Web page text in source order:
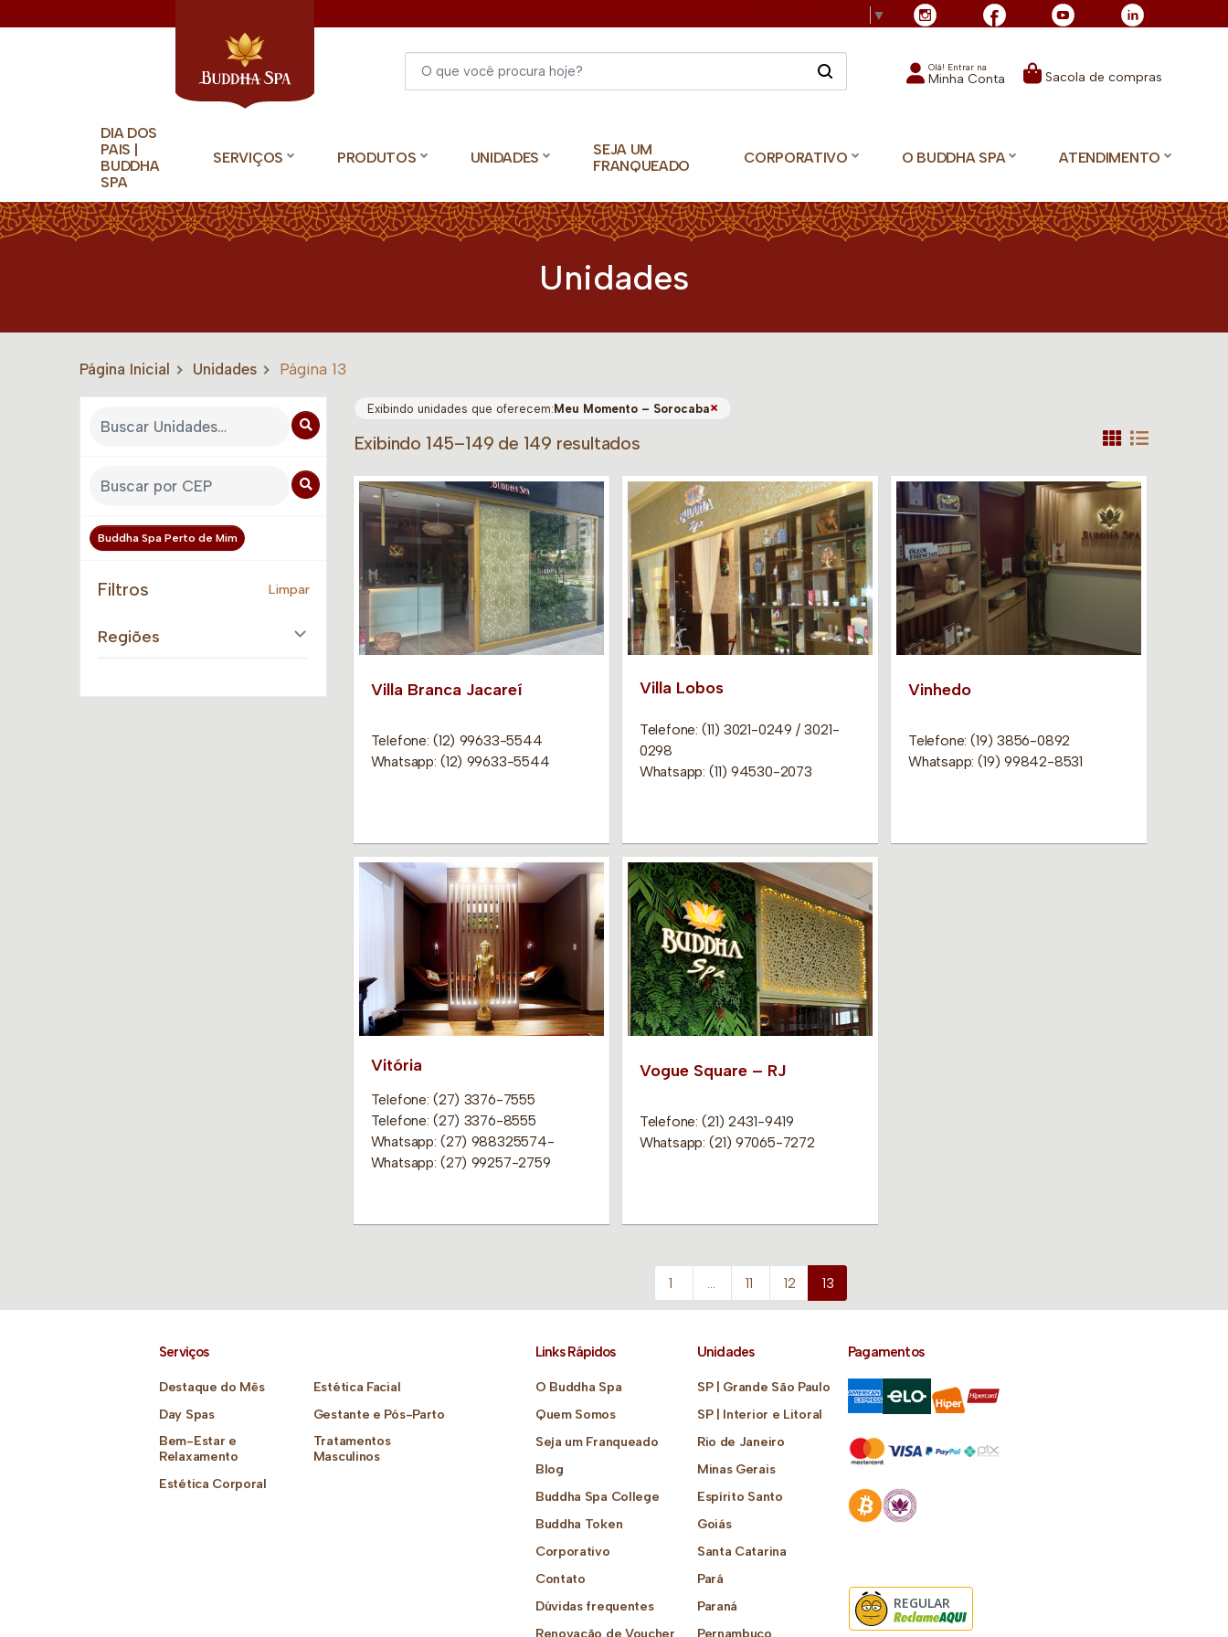
▼
Olá! Entrar na
Minha Conta Sacola de compras
DIA DOS
PAIS |
BUDDHA
SPA
SERVIÇOS PRODUTOS UNIDADES
SEJA UM
FRANQUEADO
CORPORATIVO O BUDDHA SPA ATENDIMENTO
Unidades
Página Inicial Unidades Página 13
Buddha Spa Perto de Mim
Filtros Limpar
Regiões
Exibindo unidades que oferecem:Meu Momento – Sorocaba×
Exibindo 145–149 de 149 resultados
Villa Branca Jacareí
Telefone: (12) 99633-5544
Whatsapp: (12) 99633-5544
Villa Lobos
Telefone: (11) 3021-0249 / 3021-
0298
Whatsapp: (11) 94530-2073
Vinhedo
Telefone: (19) 3856-0892
Whatsapp: (19) 99842-8531
Vitória
Telefone: (27) 3376-7555
Telefone: (27) 3376-8555
Whatsapp: (27) 988325574-
Whatsapp: (27) 99257-2759
Vogue Square – RJ
Telefone: (21) 2431-9419
Whatsapp: (21) 97065-7272
1 11 12 13
Serviços
Destaque do Mês
Day Spas
Bem-Estar e
Relaxamento
Estética Corporal
Estética Facial
Gestante e Pós-Parto
Tratamentos
Masculinos
Links Rápidos
O Buddha Spa
Quem Somos
Seja um Franqueado
Blog
Buddha Spa College
Buddha Token
Corporativo
Contato
Dúvidas frequentes
Renovação de Voucher
Unidades
SP | Grande São Paulo
SP | Interior e Litoral
Rio de Janeiro
Minas Gerais
Espírito Santo
Goiás
Santa Catarina
Pará
Paraná
Pernambuco
Pagamentos
REGULAR